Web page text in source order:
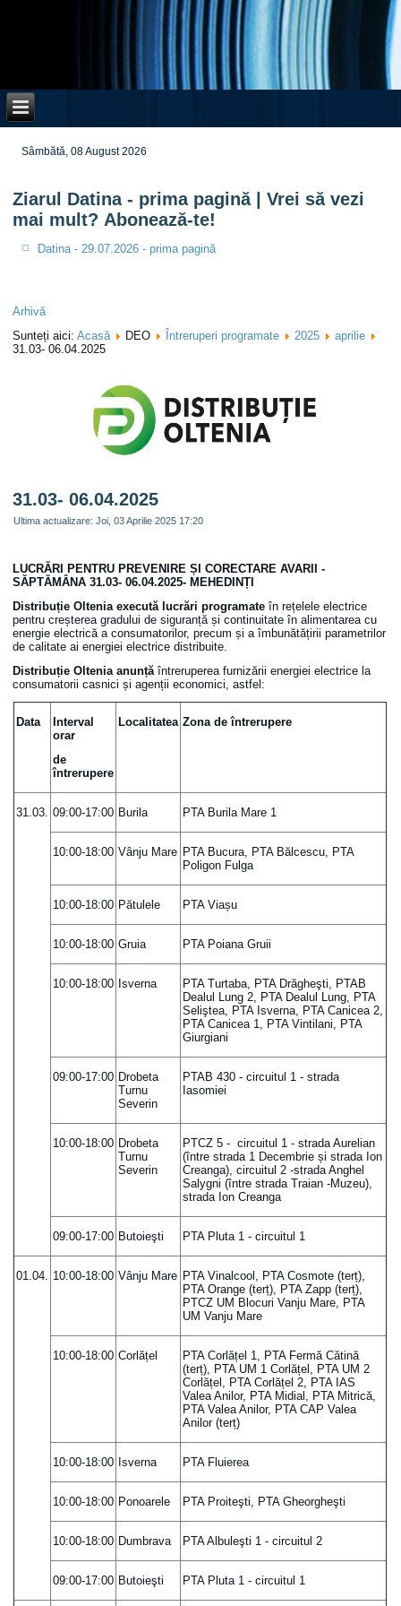
Sâmbătă, 08 August 2026
Ziarul Datina - prima pagină | Vrei să vezi
mai mult? Abonează-te!
Datina - 29.07.2026 - prima pagină
Arhivă
Sunteți aici:Acasă DEO Întreruperi programate 2025
aprilie
31.03- 06.04.2025
31.03- 06.04.2025
Ultima actualizare: Joi, 03 Aprilie 2025 17:20
LUCRĂRI PENTRU PREVENIRE ȘI CORECTARE AVARII -
SĂPTĂMÂNA 31.03- 06.04.2025- MEHEDINȚI
Distribuție Olteniaexecută lucrări programate în rețelele electrice
pentru creșterea gradului de siguranță și continuitate în alimentarea cu
energie electrică a consumatorilor, precum și a îmbunătățirii parametrilor
de calitate ai energiei electrice distribuite.
Distribuție Oltenia anunțăîntreruperea furnizării energiei electrice la
consumatorii casnici și agenții economici, astfel:
Data
Interval
orar
de
întrerupere
Localitatea Zona de întrerupere
31.03. 09:00-17:00 Burila PTA Burila Mare 1
10:00-18:00 Vânju Mare PTA Bucura, PTA Bălcescu, PTA
Poligon Fulga
10:00-18:00 Pătulele PTA Viașu
10:00-18:00 Gruia PTA Poiana Gruii
10:00-18:00 Isverna
PTA Turtaba, PTA Drăgheşti, PTAB
Dealul Lung 2, PTA Dealul Lung, PTA
Seliştea, PTA Isverna, PTA Canicea 2,
PTA Canicea 1, PTA Vintilani, PTA
Giurgiani
09:00-17:00 Drobeta
Turnu
Severin
PTAB 430 - circuitul 1 - strada
Iasomiei
10:00-18:00 Drobeta
Turnu
Severin
PTCZ 5 - circuitul 1 - strada Aurelian
(între strada 1 Decembrie și strada Ion
Creanga), circuitul 2 -strada Anghel
Salygni (între strada Traian -Muzeu),
strada Ion Creanga
09:00-17:00 Butoieşti PTA Pluta 1 - circuitul 1
01.04. 10:00-18:00 Vânju Mare PTA Vinalcool, PTA Cosmote (terț),
PTA Orange (terț), PTA Zapp (terț),
PTCZ UM Blocuri Vanju Mare, PTA
UM Vanju Mare
10:00-18:00 Corlățel
PTA Corlățel 1, PTA Fermă Cătină
(terț), PTA UM 1 Corlățel, PTA UM 2
Corlățel, PTA Corlățel 2, PTA IAS
Valea Anilor, PTA Midial, PTA Mitrică,
PTA Valea Anilor, PTA CAP Valea
Anilor (terț)
10:00-18:00 Isverna PTA Fluierea
10:00-18:00 Ponoarele PTA Proiteşti, PTA Gheorgheşti
10:00-18:00 Dumbrava PTA Albuleşti 1 - circuitul 2
09:00-17:00 Butoieşti PTA Pluta 1 - circuitul 1